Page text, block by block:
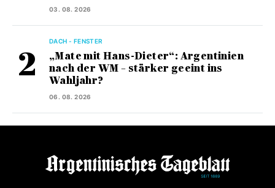
03. 08. 2026
DACH - FENSTER
„Mate mit Hans-Dieter“: Argentinien
nach der WM – stärker geeint ins
Wahljahr?
06. 08. 2026